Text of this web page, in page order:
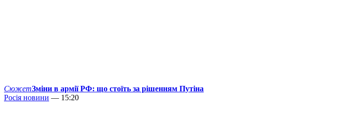
СюжетЗміни в армії РФ: що стоїть за рішенням Путіна
Росія новини — 15:20